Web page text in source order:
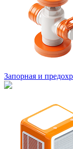
Запорная и